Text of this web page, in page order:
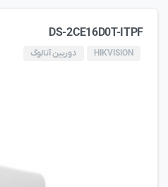
DS-2CE16D0T-ITPF
HIKVISION دوربین آنالوگ